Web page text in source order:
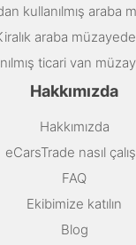
kullanılmış araba
araba
ticari van
Hakkımızda
Hakkımızda
eCarsTrade nasıl
FAQ
Ekibimize katılın
Blog